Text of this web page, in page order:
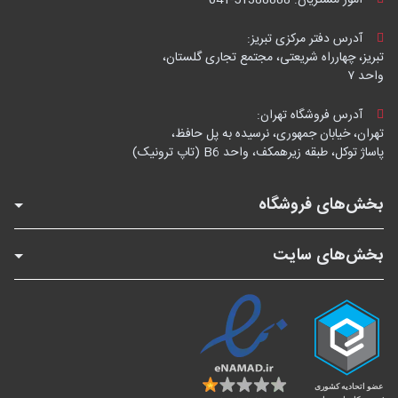
آدرس دفتر مرکزی تبریز:
تبریز، چهارراه شریعتی، مجتمع تجاری گلستان،
واحد ۷
آدرس فروشگاه تهران:
تهران، خیابان جمهوری، نرسیده به پل حافظ،
پاساژ توکل، طبقه زیرهمکف، واحد B6 (تاپ ترونیک)
بخش‌های فروشگاه
بخش‌های سایت